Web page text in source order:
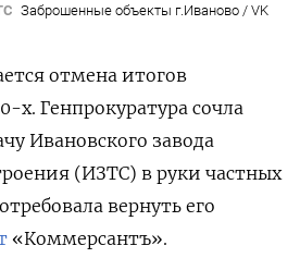
Заброшенные объекты г.Иваново / VK
отмена итогов
х. Генпрокуратура сочла
Ивановского завода
(ИЗТС) в руки частных
вернуть его
«Коммерсантъ».